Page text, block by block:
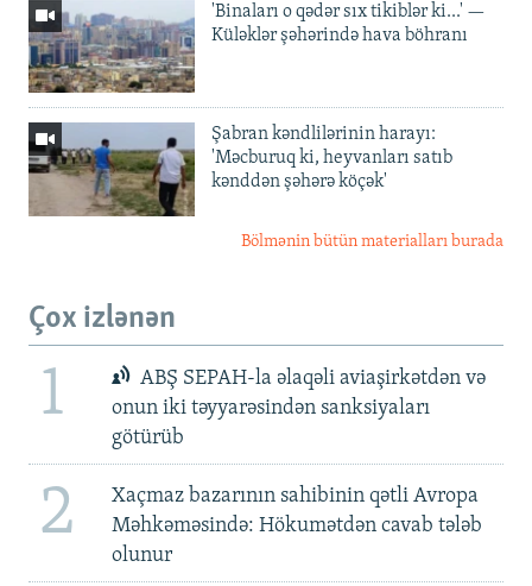
'Binaları o qədər sıx tikiblər ki...' —
Küləklər şəhərində hava böhranı
Şabran kəndlilərinin harayı:
'Məcburuq ki, heyvanları satıb
kənddən şəhərə köçək'
Bölmənin bütün materialları burada
Çox izlənən
1
ABŞ SEPAH-la əlaqəli aviaşirkətdən və
onun iki təyyarəsindən sanksiyaları
götürüb
2
Xaçmaz bazarının sahibinin qətli Avropa
Məhkəməsində: Hökumətdən cavab tələb
olunur